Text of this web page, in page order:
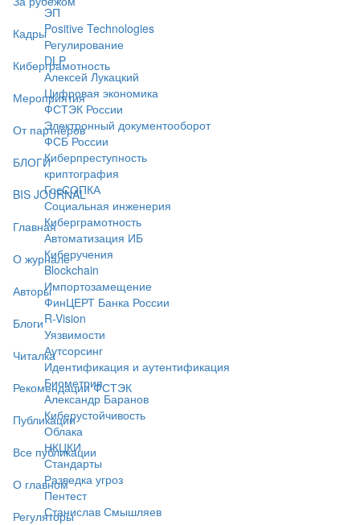
Кадры
Киберграмотность
Мероприятия
От партнёров
БЛОГИ
BIS JOURNAL
Главная
О журнале
Авторы
Блоги
Читалка
Рекомендации ФСТЭК
Публикации
Все публикации
О главном
Регуляторы
ЭП
Positive Technologies
Регулирование
DLP
Алексей Лукацкий
Цифровая экономика
ФСТЭК России
Электронный документооборот
ФСБ России
Киберпреступность
криптография
ГосСОПКА
Социальная инженерия
Киберграмотность
Автоматизация ИБ
Киберучения
Blockchain
Импортозамещение
ФинЦЕРТ Банка России
R-Vision
Уязвимости
Аутсорсинг
Идентификация и аутентификация
Биометрия
Александр Баранов
Киберустойчивость
Облака
НКЦКИ
Стандарты
Разведка угроз
Пентест
Станислав Смышляев